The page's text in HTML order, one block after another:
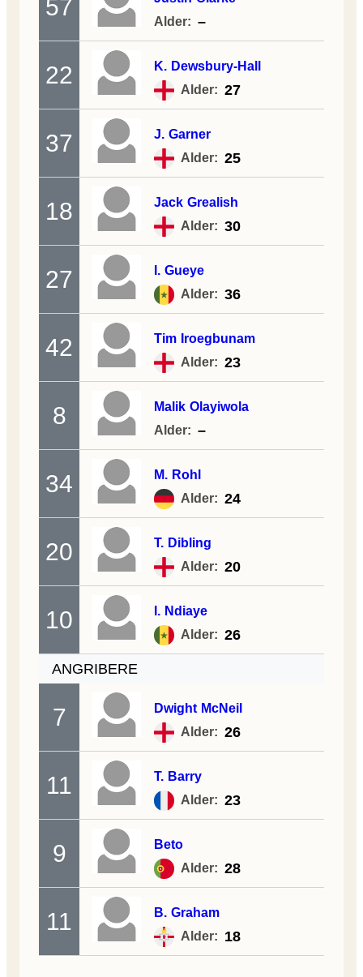
57
Alder: –
22 K. Dewsbury-Hall
Alder: 27
37 J. Garner
Alder: 25
18 Jack Grealish
Alder: 30
27 I. Gueye
Alder: 36
42 Tim Iroegbunam
Alder: 23
8 Malik Olayiwola
Alder: –
34 M. Rohl
Alder: 24
20 T. Dibling
Alder: 20
10 I. Ndiaye
Alder: 26
ANGRIBERE
7 Dwight McNeil
Alder: 26
11 T. Barry
Alder: 23
9
Beto
Alder: 28
11 B. Graham
Alder: 18